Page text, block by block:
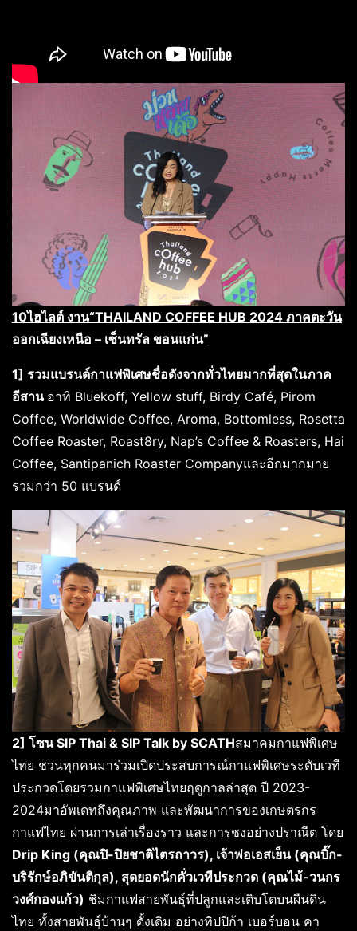
10ไฮไลต์ งาน“THAILAND COFFEE HUB 2024 ภาคตะวัน
ออกเฉียงเหนือ – เซ็นทรัล ขอนแก่น”
1] รวมแบรนด์กาแฟพิเศษชื่อดังจากทั่วไทยมากที่สุดในภาค
อีสาน อาทิ Bluekoff, Yellow stuff, Birdy Café, Pirom
Coffee, Worldwide Coffee, Aroma, Bottomless, Rosetta
Coffee Roaster, Roast8ry, Nap’s Coffee & Roasters, Hai
Coffee, Santipanich Roaster Companyและอีกมากมาย
รวมกว่า 50 แบรนด์
2] โซน SIP Thai & SIP Talk by SCATHสมาคมกาแฟพิเศษ
ไทย ชวนทุกคนมาร่วมเปิดประสบการณ์กาแฟพิเศษระดับเวที
ประกวดโดยรวมกาแฟพิเศษไทยฤดูกาลล่าสุด ปี 2023-
2024มาอัพเดทถึงคุณภาพ และพัฒนาการของเกษตรกร
กาแฟไทย ผ่านการเล่าเรื่องราว และการชงอย่างปราณีต โดย
Drip King (คุณปิ-ปิยชาติไตรถาวร), เจ้าพ่อเอสเย็น (คุณบิ๊ก-
บริรักษ์อภิขันติกุล), สุดยอดนักคั่วเวทีประกวด (คุณไม้-วนกร
วงศ์กองแก้ว) ชิมกาแฟสายพันธุ์ที่ปลูกและเติบโตบนผืนดิน
ไทย ทั้งสายพันธุ์บ้านๆ ดั้งเดิม อย่างทิปปิก้า เบอร์บอน คา